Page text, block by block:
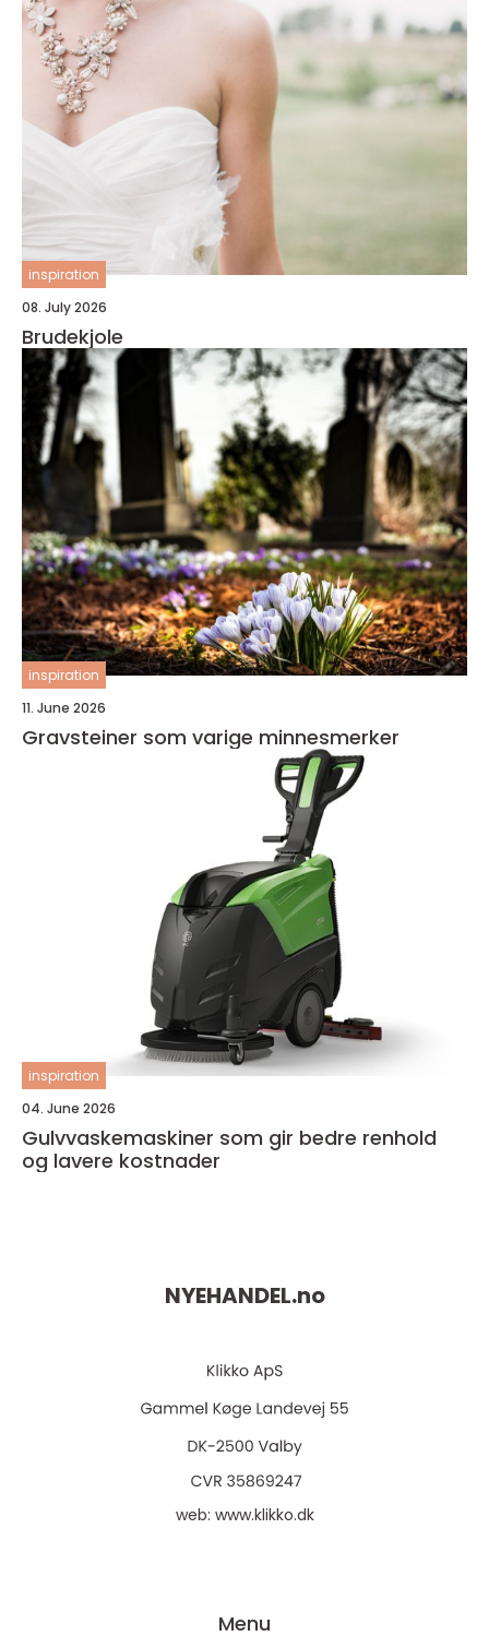
inspiration
08. July 2026
Brudekjole
inspiration
11. June 2026
Gravsteiner som varige minnesmerker
inspiration
04. June 2026
Gulvvaskemaskiner som gir bedre renhold
og lavere kostnader
NYEHANDEL.no
web: www.klikko.dk
Menu